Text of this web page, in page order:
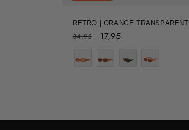
RETRO | ORANGE TRANSPARENT
Normale
34,95 Aanbiedingsprijs
17,95